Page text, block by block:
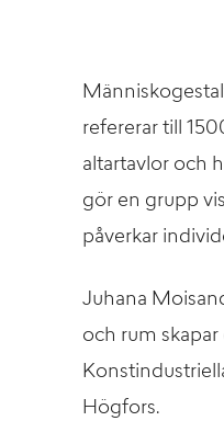
refererar till
altartavlor och
gör en grupp
påverkar
Juhana
och rum
Högfors.